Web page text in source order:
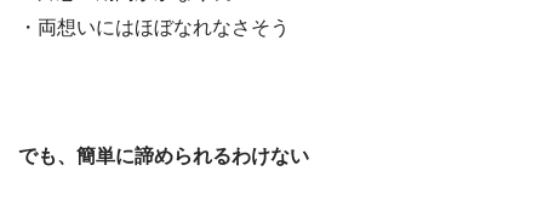
・両想いにはほぼなれなさそう
でも、簡単に諦められるわけない